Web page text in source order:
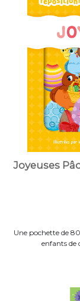
Joyeuses
Une pochette de
enfants de